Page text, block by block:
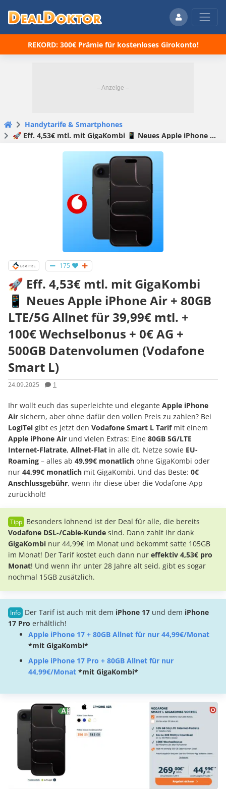
REKORD: 300€ Prämie für kostenloses Girokonto!
Handytarife & Smartphones
🚀 Eff. 4,53€ mtl. mit GigaKombi 📱 Neues Apple iPhone Air + 80GB LTE/5G Allnet für 39,99€ mtl. + 100€ Wechselbonus + 0€ AG + 500GB Datenvolumen (Vodafone Smart L)
175
🚀 Eff. 4,53€ mtl. mit GigaKombi
📱 Neues Apple iPhone Air + 80GB
LTE/5G Allnet für 39,99€ mtl. +
100€ Wechselbonus + 0€ AG +
500GB Datenvolumen (Vodafone
Smart L)
24.09.2025 1
Ihr wollt euch das superleichte und elegante Apple iPhone
Air sichern, aber ohne dafür den vollen Preis zu zahlen? Bei
LogiTel gibt es jetzt den Vodafone Smart L Tarifmit einem
Apple iPhone Air und vielen Extras: Eine 80GB 5G/LTE
Internet-Flatrate, Allnet-Flat in alle dt. Netze sowie EU-
Roaming – alles ab 49,99€ monatlich ohne GigaKombi oder
nur 44,99€ monatlich mit GigaKombi. Und das Beste: 0€
Anschlussgebühr, wenn ihr diese über die Vodafone-App
zurückholt!
Besonders lohnend ist der Deal für alle, die bereits
Vodafone DSL-/Cable-Kunde sind. Dann zahlt ihr dank
GigaKombi nur 44,99€ im Monat und bekommt satte 105GB
im Monat! Der Tarif kostet euch dann nur effektiv 4,53€ pro
Monat! Und wenn ihr unter 28 Jahre alt seid, gibt es sogar
nochmal 15GB zusätzlich.
Der Tarif ist auch mit dem iPhone 17 und dem iPhone
17 Pro erhältlich!
Apple iPhone 17 + 80GB Allnet für nur 44,99€/Monat
*mit GigaKombi*
Apple iPhone 17 Pro + 80GB Allnet für nur
44,99€/Monat *mit GigaKombi*